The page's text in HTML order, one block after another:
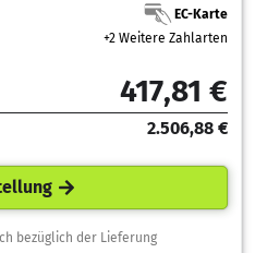
EC-Karte
+2 Weitere Zahlarten
417,81 €
2.506,88 €
bezüglich der Lieferung